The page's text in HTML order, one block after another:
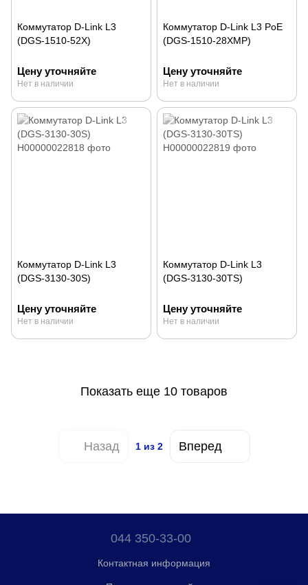
Коммутатор D-Link L3
(DGS-1510-52X)
Цену уточняйте
Нет в наличии
Коммутатор D-Link L3 PoE
(DGS-1510-28XMP)
Цену уточняйте
Нет в наличии
Коммутатор D-Link L3
(DGS-3130-30S)
Цену уточняйте
Нет в наличии
Коммутатор D-Link L3
(DGS-3130-30TS)
Цену уточняйте
Нет в наличии
Показать еще 10 товаров
Назад 1из 2 Вперед
044 350-33-00
Контактная информация